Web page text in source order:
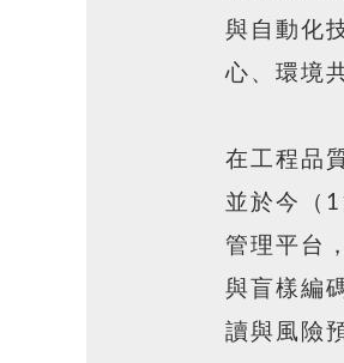
與自動化
心、環境
在工程品
並於今（
管理平台
與盲樣編
讀與風險